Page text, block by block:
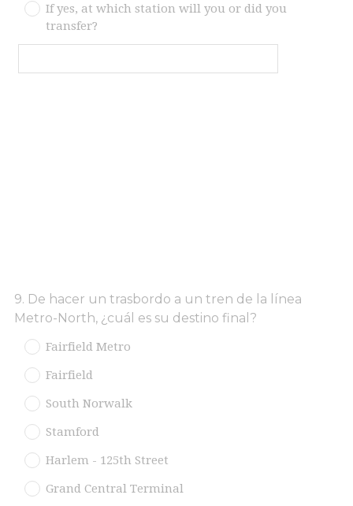
If yes, at which station will you or did you
transfer?
Question
Title
9. De hacer un trasbordo a un tren de la línea
Metro-North, ¿cuál es su destino final?
Fairfield Metro
Fairfield
South Norwalk
Stamford
Harlem - 125th Street
Grand Central Terminal